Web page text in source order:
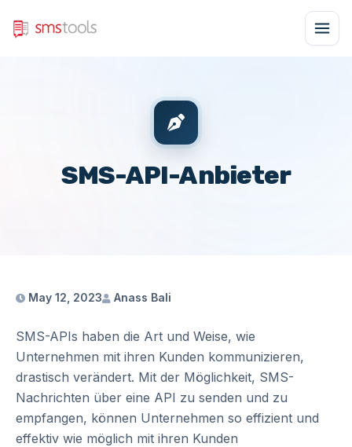
SMS-API-Anbieter
May 12, 2023 Anass Bali
SMS-APIs haben die Art und Weise, wie
Unternehmen mit ihren Kunden kommunizieren,
drastisch verändert. Mit der Möglichkeit, SMS-
Nachrichten über eine API zu senden und zu
empfangen, können Unternehmen so effizient und
effektiv wie möglich mit ihren Kunden